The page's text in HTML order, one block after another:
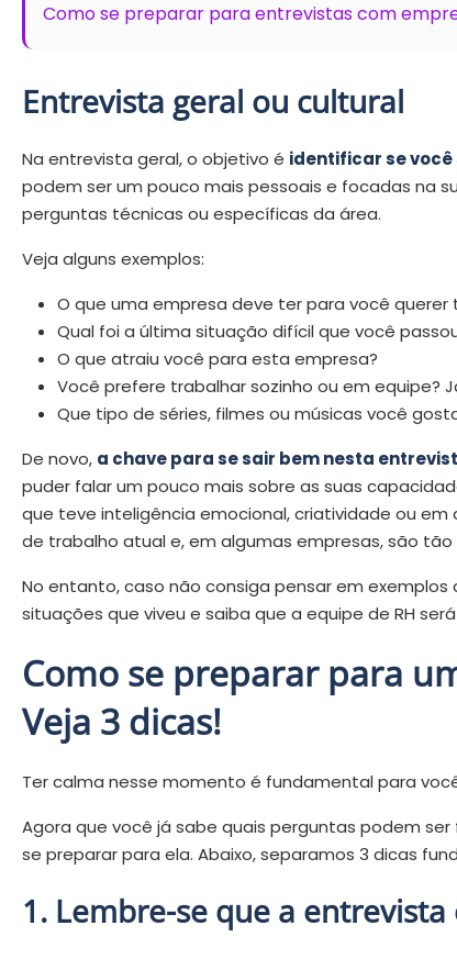
Como se preparar para entrevistas com
Entrevista geral ou cultural
Na entrevista geral, o objetivo é identificar se
podem ser um pouco mais pessoais e focadas na
perguntas técnicas ou específicas da área.
Veja alguns exemplos:
O que uma empresa deve ter para você querer
Qual foi a última situação difícil que você
O que atraiu você para esta empresa?
Você prefere trabalhar sozinho ou em equipe?
Que tipo de séries, filmes ou músicas você
De novo, a chave para se sair bem nesta
puder falar um pouco mais sobre as suas
que teve inteligência emocional, criatividade ou
de trabalho atual e, em algumas empresas, são
No entanto, caso não consiga pensar em
situações que viveu e saiba que a equipe de RH
Como se preparar para
Veja 3 dicas!
Ter calma nesse momento é fundamental para
Agora que você já sabe quais perguntas podem
se preparar para ela. Abaixo, separamos 3 dicas
1. Lembre-se que a